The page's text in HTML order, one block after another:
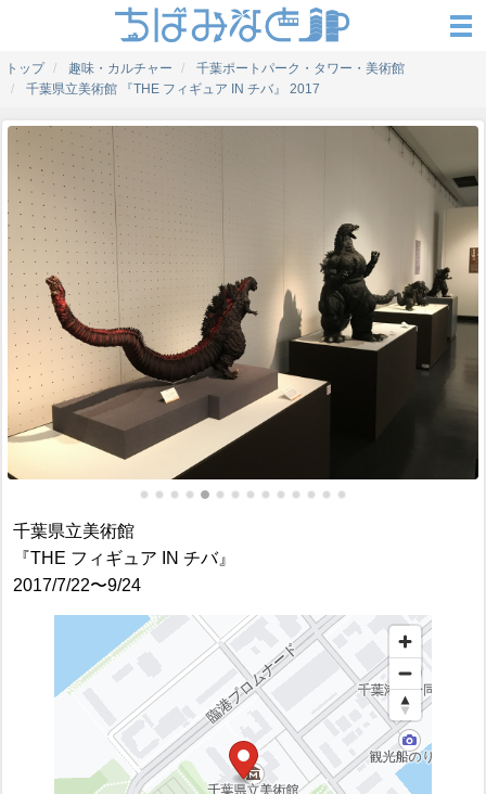
トップ 趣味・カルチャー
千葉ポートパーク・タワー・美術館
千葉県立美術館 『THE フィギュア IN チバ』 2017
千葉県立美術館
『THE フィギュア IN チバ』
2017/7/22〜9/24